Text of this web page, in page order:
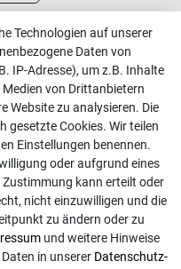
shop.de
507295
- 16:00
Preise aus dem
Technologien auf unserer
Daten von
IP-Adresse), um z.B. Inhalte
von Drittanbietern
Website zu analysieren. Die
gesetzte Cookies. Wir teilen
Einstellungen benennen.
oder aufgrund eines
kann erteilt oder
nicht einzuwilligen und die
zu ändern oder zu
und weitere Hinweise
in unserer Daten­schutz­